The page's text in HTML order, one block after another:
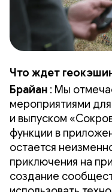
Что ждет
Брайан : Мы
мероприятиями
и выпуском
функции в
остается
приключения на
создание